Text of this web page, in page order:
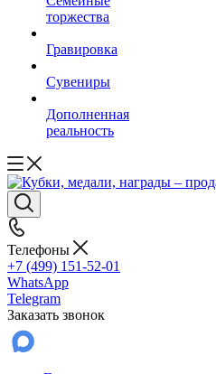
торжества
Гравировка
Сувениры
Дополненная
реальность
Телефоны
+7 (499) 151-52-01
WhatsApp
Telegram
Заказать звонок